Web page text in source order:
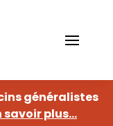
fermer
généralistes
savoir plus...